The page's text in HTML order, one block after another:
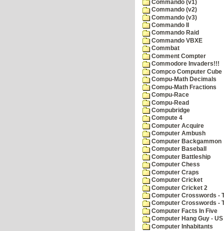
Commando (v1)
Commando (v2)
Commando (v3)
Commando II
Commando Raid
Commando VBXE
Commbat
Comment Compter
Commodore Invaders!!!
Compco Computer Cube
Compu-Math Decimals
Compu-Math Fractions
Compu-Race
Compu-Read
Compubridge
Compute 4
Computer Acquire
Computer Ambush
Computer Backgammon
Computer Baseball
Computer Battleship
Computer Chess
Computer Craps
Computer Cricket
Computer Cricket 2
Computer Crosswords -
Computer Crosswords -
Computer Facts In Five
Computer Hang Guy -
Computer Inhabitants